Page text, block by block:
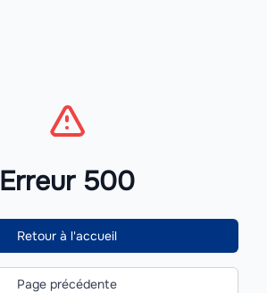
Erreur 500
Retour à l'accueil
Page précédente